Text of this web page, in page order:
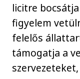
licitre
figyelem
felelős
támogatja a